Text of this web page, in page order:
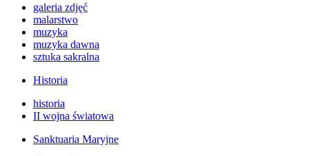
galeria zdjęć
malarstwo
muzyka
muzyka dawna
sztuka sakralna
Historia
historia
II wojna światowa
Sanktuaria Maryjne